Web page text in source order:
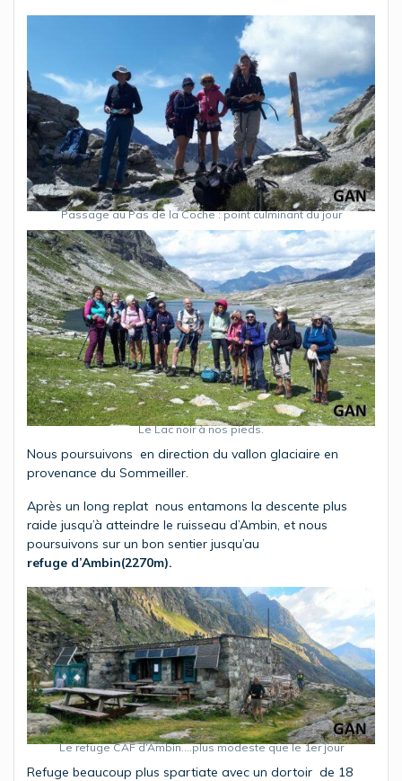
Passage au Pas de la Coche : point culminant du jour
Le Lac noir à nos pieds.
Nous poursuivons en direction du vallon glaciaire en
provenance du Sommeiller.
Après un long replat nous entamons la descente plus
raide jusqu’à atteindre le ruisseau d’Ambin, et nous
poursuivons sur un bon sentier jusqu’au
refuge d’Ambin(2270m).
Le refuge CAF d’Ambin….plus modeste que le 1er jour
Refuge beaucoup plus spartiate avec un dortoir de 18